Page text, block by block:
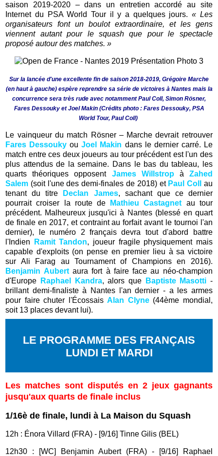
saison 2019-2020 – dans un entretien accordé au site
Internet du PSA World Tour il y a quelques jours.« Les
organisateurs font un boulot extraordinaire, et les gens
viennent autant pour le squash que pour le spectacle
proposé autour des matches. »
Sur la lancée d'une excellente fin de saison 2018-2019, Grégoire Marche
(en haut à gauche) espère reprendre sa série de victoires à Nantes mais la
concurrence sera très rude avec notamment Paul Coll, Simon Rösner,
Fares Dessouky et Joel Makin (Crédits photo : Fares Dessouky, PSA
World Tour, Paul Coll)
Le vainqueur du match Rösner – Marche devrait retrouver
Fares Dessouky ouJoel Makin dans le dernier carré. Le
match entre ces deux joueurs au tour précédent est l'un des
plus attendus de la semaine. Dans le bas du tableau, les
quarts théoriques opposent James Willstropà Zahed
Salem (soit l'une des demi-finales de 2018) et Paul Coll
au
tenant du titre
Declan James, sachant que ce dernier
pourrait croiser la route de
Mathieu Castagnet au tour
précédent. Malheureux jusqu'ici à Nantes (blessé en quart
de finale en 2017, et contraint au forfait avant le tournoi l'an
dernier), le numéro 2 français devra tout d'abord battre
l'Indien
Ramit Tandon, joueur fragile physiquement mais
capable d'exploits (on pense en premier lieu à sa victoire
sur Ali Farag au Tournament of Champions en 2016).
Benjamin Aubertaura fort à faire face au néo-champion
d'Europe
Raphael Kandra, alors que Baptiste Masotti -
brillant demi-finaliste à Nantes l'an dernier - a les armes
pour faire chuter l'ÉcossaisAlan Clyne (44ème mondial,
soit 13 places devant lui).
LE PROGRAMME DES FRANÇAIS
LUNDI ET MARDI
Les matches sont disputés en 2 jeux gagnants
jusqu'aux quarts de finale inclus
1/16è de finale, lundi à La Maison du Squash
12h : Énora Villard (FRA) - [9/16] Tinne Gilis (BEL)
12h30 : [WC] Benjamin Aubert (FRA) - [9/16] Raphael